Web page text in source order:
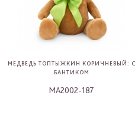
МЕДВЕДЬ ТОПТЫЖКИН КОРИЧНЕВЫЙ: С
БАНТИКОМ
MA2002-187